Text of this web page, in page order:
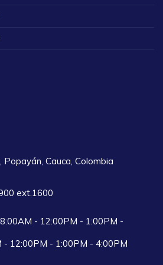
Popayán, Cauca, Colombia
ext.1600
- 12:00PM - 1:00PM -
- 12:00PM - 1:00PM - 4:00PM